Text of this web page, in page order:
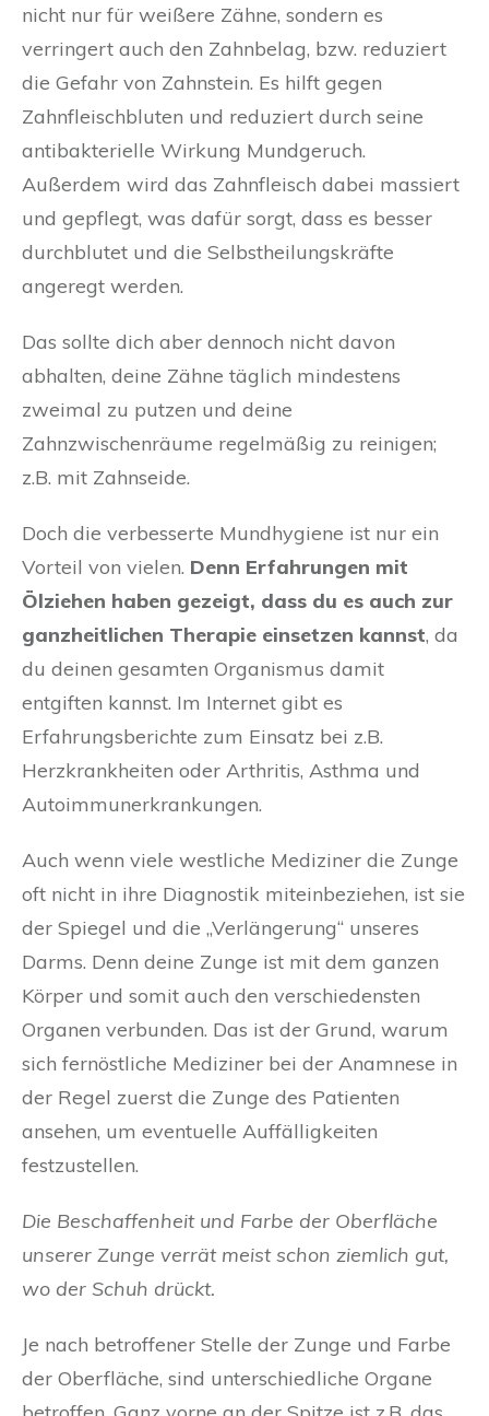
nicht nur für weißere Zähne, sondern es
verringert auch den Zahnbelag, bzw. reduziert
die Gefahr von Zahnstein. Es hilft gegen
Zahnfleischbluten und reduziert durch seine
antibakterielle Wirkung Mundgeruch.
Außerdem wird das Zahnfleisch dabei massiert
und gepflegt, was dafür sorgt, dass es besser
durchblutet und die Selbstheilungskräfte
angeregt werden.
Das sollte dich aber dennoch nicht davon
abhalten, deine Zähne täglich mindestens
zweimal zu putzen und deine
Zahnzwischenräume regelmäßig zu reinigen;
z.B. mit Zahnseide.
Doch die verbesserte Mundhygiene ist nur ein
Vorteil von vielen. Denn Erfahrungen mit
Ölziehen haben gezeigt, dass du es auch zur
ganzheitlichen Therapie einsetzen kannst, da
du deinen gesamten Organismus damit
entgiften kannst. Im Internet gibt es
Erfahrungsberichte zum Einsatz bei z.B.
Herzkrankheiten oder Arthritis, Asthma und
Autoimmunerkrankungen.
Auch wenn viele westliche Mediziner die Zunge
oft nicht in ihre Diagnostik miteinbeziehen, ist sie
der Spiegel und die „Verlängerung“ unseres
Darms. Denn deine Zunge ist mit dem ganzen
Körper und somit auch den verschiedensten
Organen verbunden. Das ist der Grund, warum
sich fernöstliche Mediziner bei der Anamnese in
der Regel zuerst die Zunge des Patienten
ansehen, um eventuelle Auffälligkeiten
festzustellen.
Die Beschaffenheit und Farbe der Oberfläche
unserer Zunge verrät meist schon ziemlich gut,
wo der Schuh drückt.
Je nach betroffener Stelle der Zunge und Farbe
der Oberfläche, sind unterschiedliche Organe